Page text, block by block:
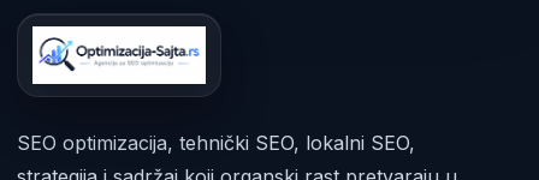
SEO optimizacija, tehnički SEO, lokalni SEO,